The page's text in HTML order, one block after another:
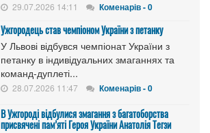
29.07.2026 14:11 Коменарів - 0
Ужгородець став чемпіоном України з петанку
У Львові відбувся чемпіонат України з
петанку в індивідуальних змаганнях та
команд-дуплеті...
28.07.2026 11:47 Коменарів - 0
В Ужгороді відбулися змагання з багатоборства
присвячені пам’яті Героя України Анатолія Тегзи